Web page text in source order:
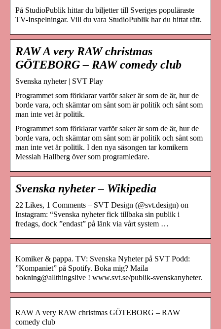
På StudioPublik hittar du biljetter till Sveriges populäraste
TV-Inspelningar. Vill du vara StudioPublik har du hittat rätt.
RAW A very RAW christmas
GÖTEBORG – RAW comedy club
Svenska nyheter | SVT Play
Programmet som förklarar varför saker är som de är, hur de
borde vara, och skämtar om sånt som är politik och sånt som
man inte vet är politik.
Programmet som förklarar varför saker är som de är, hur de
borde vara, och skämtar om sånt som är politik och sånt som
man inte vet är politik. I den nya säsongen tar komikern
Messiah Hallberg över som programledare.
Svenska nyheter – Wikipedia
22 Likes, 1 Comments – SVT Design (@svt.design) on
Instagram: “Svenska nyheter fick tillbaka sin publik i
fredags, dock ”endast” på länk via vårt system …
Komiker & pappa. TV: Svenska Nyheter på SVT Podd:
”Kompaniet” på Spotify. Boka mig? Maila
bokning@allthingslive ! www.svt.se/publik-svenskanyheter.
RAW A very RAW christmas GÖTEBORG – RAW
comedy club